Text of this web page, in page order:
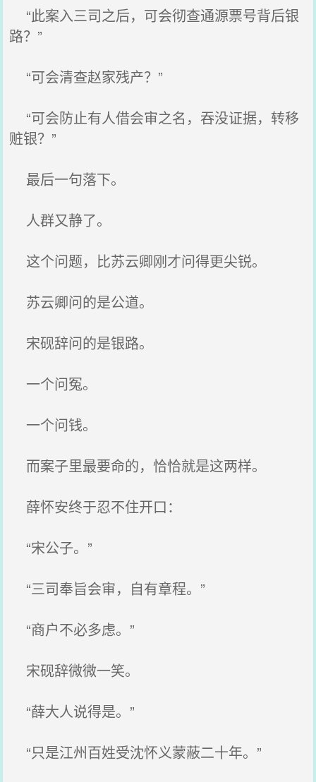
“此案入三司之后，可会彻查通源票号背后银
路？”
“可会清查赵家残产？”
“可会防止有人借会审之名，吞没证据，转移
赃银？”
最后一句落下。
人群又静了。
这个问题，比苏云卿刚才问得更尖锐。
苏云卿问的是公道。
宋砚辞问的是银路。
一个问冤。
一个问钱。
而案子里最要命的，恰恰就是这两样。
薛怀安终于忍不住开口：
“宋公子。”
“三司奉旨会审，自有章程。”
“商户不必多虑。”
宋砚辞微微一笑。
“薛大人说得是。”
“只是江州百姓受沈怀义蒙蔽二十年。”